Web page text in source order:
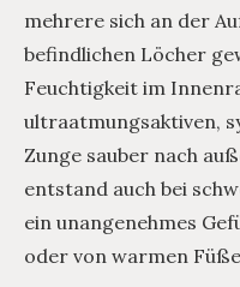
mehrere sich an der
befindlichen Löcher
Feuchtigkeit im
ultraatmungsaktiven,
Zunge sauber nach
entstand auch bei
ein unangenehmes
oder von warmen